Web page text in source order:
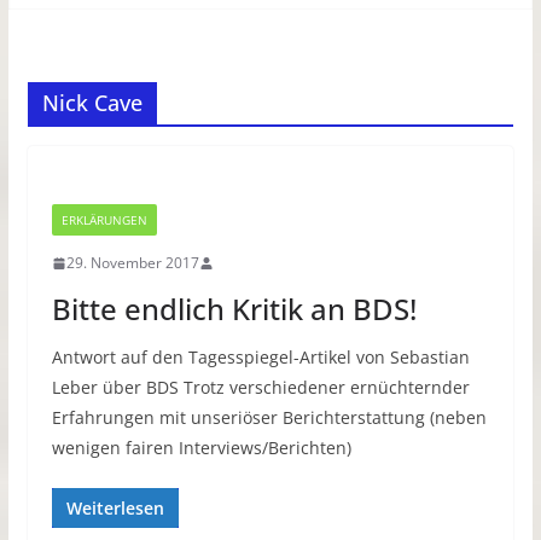
Nick Cave
ERKLÄRUNGEN
29. November 2017
Bitte endlich Kritik an BDS!
Antwort auf den Tagesspiegel-Artikel von Sebastian
Leber über BDS Trotz verschiedener ernüchternder
Erfahrungen mit unseriöser Berichterstattung (neben
wenigen fairen Interviews/Berichten)
Weiterlesen